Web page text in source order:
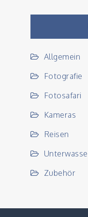
Allgemein
Fotografie
Fotosafari
Kameras
Reisen
Zubehör